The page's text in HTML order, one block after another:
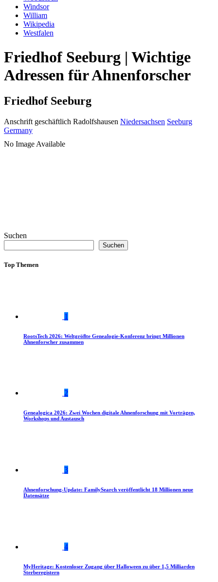
Windsor
William
Wikipedia
Westfalen
Friedhof Seeburg | Wichtige
Adressen für Ahnenforscher
Friedhof Seeburg
Anschrift geschäftlich Radolfshausen Niedersachsen Seeburg
Germany
No Image Available
Suchen
Suchen
Top Themen
1
RootsTech 2026: Weltgrößte Genealogie-Konferenz bringt Millionen
Ahnenforscher zusammen
2
Genealogica 2026: Zwei Wochen digitale Ahnenforschung mit Vorträgen,
Workshops und Austausch
3
Ahnenforschung-Update: FamilySearch veröffentlicht 18 Millionen neue
Datensätze
4
MyHeritage: Kostenloser Zugang über Halloween zu über 1,5 Milliarden
Sterberegistern